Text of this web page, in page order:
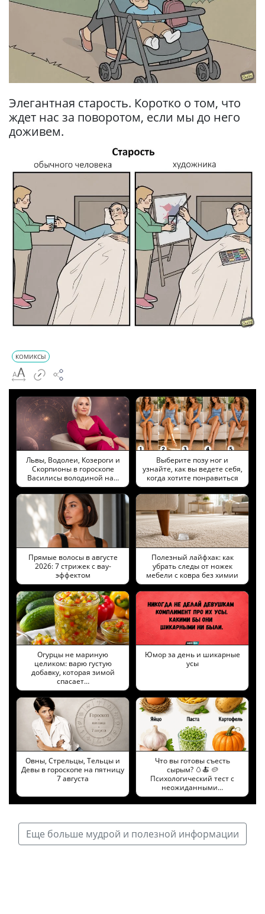
Элегантная старость. Коротко о том, что
ждет нас за поворотом, если мы до него
доживем.
КОМИКСЫ
Львы, Водолеи, Козероги и
Скорпионы в гороскопе
Василисы володиной на…
Выберите позу ног и
узнайте, как вы ведете себя,
когда хотите понравиться
Прямые волосы в августе
2026: 7 стрижек с вау-
эффектом
Полезный лайфхак: как
убрать следы от ножек
мебели с ковра без химии
Огурцы не мариную
целиком: варю густую
добавку, которая зимой
спасает…
Юмор за день и шикарные
усы
Овны, Стрельцы, Тельцы и
Девы в гороскопе на пятницу
7 августа
Что вы готовы съесть
сырым? 🥚🍝 🥔
Психологический тест с
неожиданными…
Еще больше мудрой и полезной информации